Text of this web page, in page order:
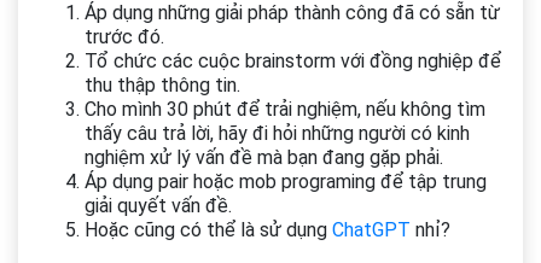
Áp dụng những giải pháp thành công đã có sẵn từ
trước đó.
Tổ chức các cuộc brainstorm với đồng nghiệp để
thu thập thông tin.
Cho mình 30 phút để trải nghiệm, nếu không tìm
thấy câu trả lời, hãy đi hỏi những người có kinh
nghiệm xử lý vấn đề mà bạn đang gặp phải.
Áp dụng pair hoặc mob programing để tập trung
giải quyết vấn đề.
Hoặc cũng có thể là sử dụng ChatGPT nhỉ?